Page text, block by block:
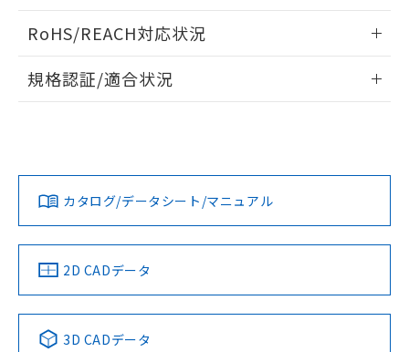
ドすることができます。
ログイン/会員登録
ダウンロードデータをご利用いただく前に、以下を必ずお読
みください。
ソフトウェアの使用条件
RoHS/REACH対応状況
EU RoHS 注意事項・凡例
対応済み
中国 RoHS 注意事項・凡例
規格認証/適合状況
カタログ/データシート/マニュアル
2D CADデータ
3D CADデータ
していることから、特段のことがない限
り、2022年1月12日より割愛しておりま
す。